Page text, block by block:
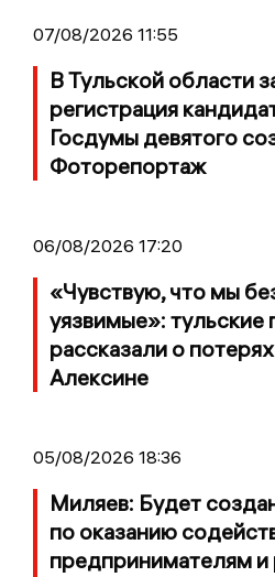
07/08/2026 11:55
В Тульской области
регистрация
Госдумы девятого
Фоторепортаж
06/08/2026 17:20
«Чувствую, что мы
уязвимые»:
рассказали о
Алексине
05/08/2026 18:36
Миляев: Будет
по оказанию
предпринимателям и